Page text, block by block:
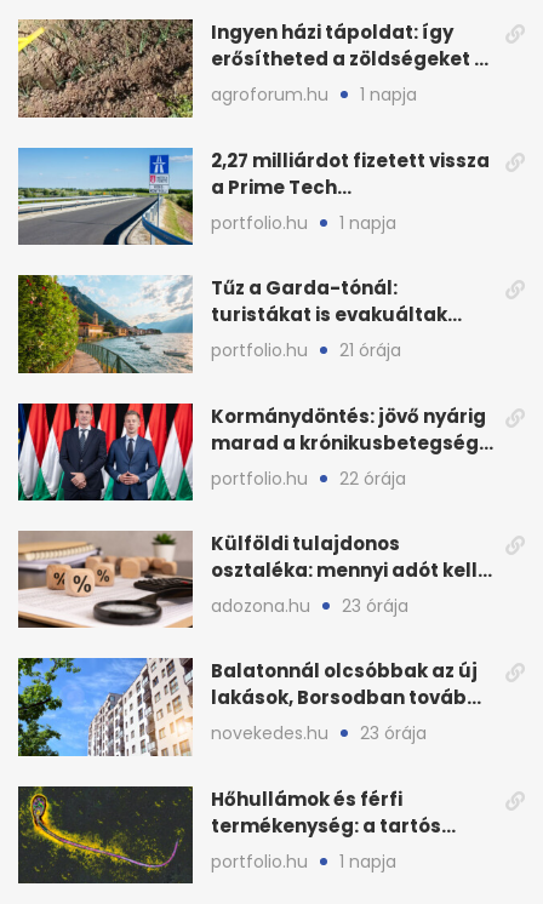
Ingyen házi tápoldat: így
erősítheted a zöldségeket a
hőhullám után
agroforum.hu 1 napja
2,27 milliárdot fizetett vissza
a Prime Tech
Magántőkealap az
államnak
portfolio.hu 1 napja
Tűz a Garda-tónál:
turistákat is evakuáltak
Tignale térségéből
portfolio.hu 21 órája
Kormánydöntés: jövő nyárig
marad a krónikusbetegség-
menedzsment
portfolio.hu 22 órája
Külföldi tulajdonos
osztaléka: mennyi adót kell
levonni 2026-ban?
adozona.hu 23 órája
Balatonnál olcsóbbak az új
lakások, Borsodban tovább
drágulnak
novekedes.hu 23 órája
Hőhullámok és férfi
termékenység: a tartós
hőstressz kimutathatóan
ront
portfolio.hu 1 napja